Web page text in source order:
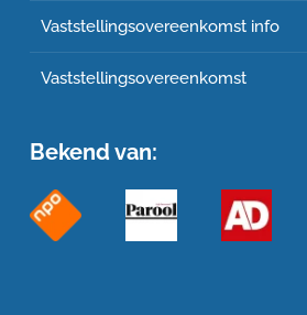
Vaststellingsovereenkomst info
Vaststellingsovereenkomst
Bekend van: